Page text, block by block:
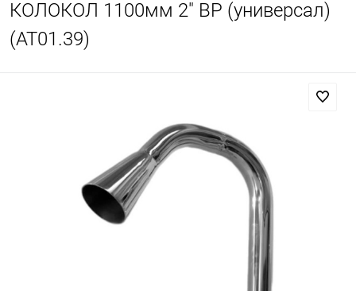
КОЛОКОЛ 1100мм 2" ВР (универсал)
(AT01.39)